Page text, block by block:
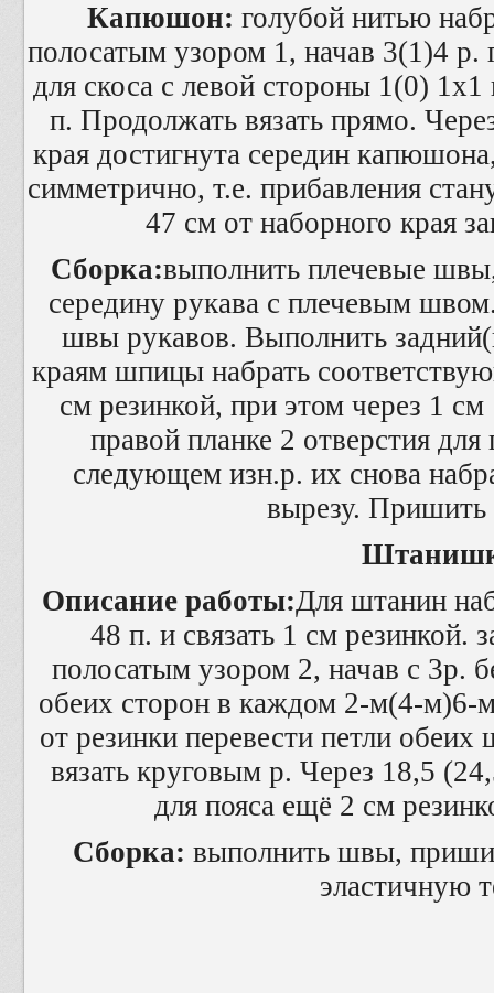
Капюшон: голубой нитью
полосатым узором 1, начав 3(1)4 р.
для скоса с левой стороны 1(0)
п. Продолжать вязать прямо.
края достигнута середин
симметрично, т.е. прибавления
47 см от наборного края
Сборка:выполнить плечевые
середину рукава с плечевым
швы рукавов. Выполнить
краям шпицы набрать
см резинкой, при этом через 1
правой планке 2 отверстия
следующем изн.р. их снова
вырезу. Пришить
Описание работы:Для штанин
48 п. и связать 1 см резинкой.
полосатым узором 2, начав с 3р.
обеих сторон в каждом 2-м(4-м)6-
от резинки перевести петли
вязать круговым р. Через 18,5
для пояса ещё 2 см
Сборка:выполнить швы,
эластичную